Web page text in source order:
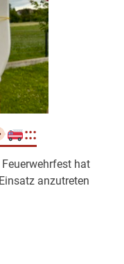
:::
hat
anzutreten